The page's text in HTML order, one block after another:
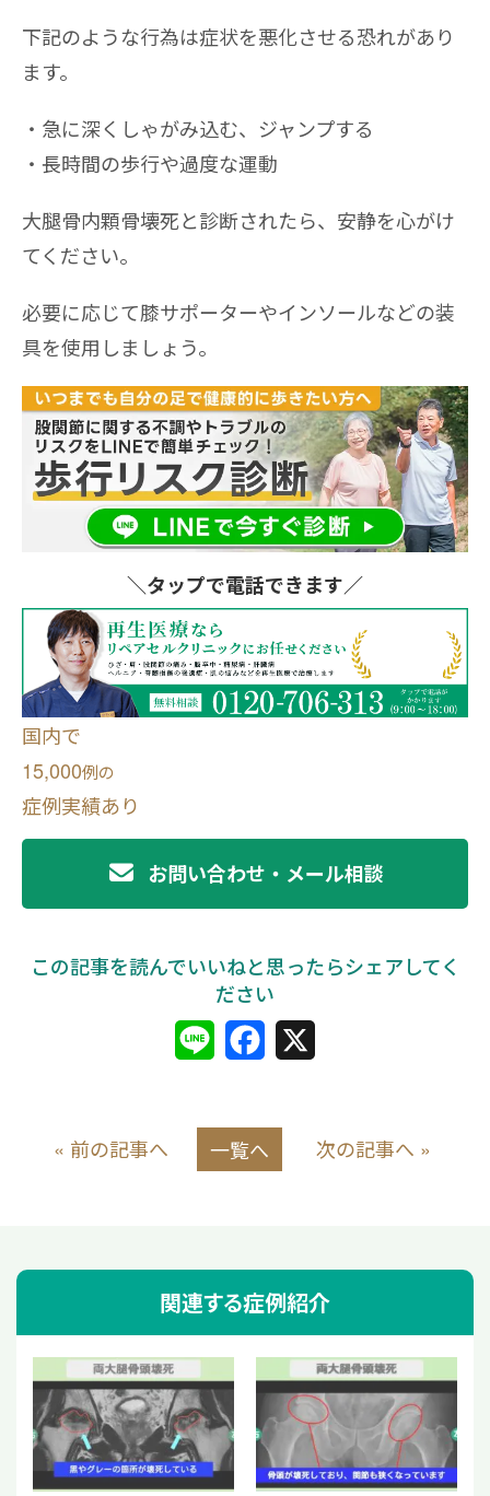
下記のような行為は症状を悪化させる恐れがあり
ます。
急に深くしゃがみ込む、ジャンプする
長時間の歩行や過度な運動
大腿骨内顆骨壊死と診断されたら、安静を心がけ
てください。
必要に応じて膝サポーターやインソールなどの装
具を使用しましょう。
＼タップで電話できます／
国内で
15,000例の
症例実績あり
お問い合わせ・メール相談
L
F
e
o
k
X
« 前の記事へ 一覧へ 次の記事へ »
関連する症例紹介